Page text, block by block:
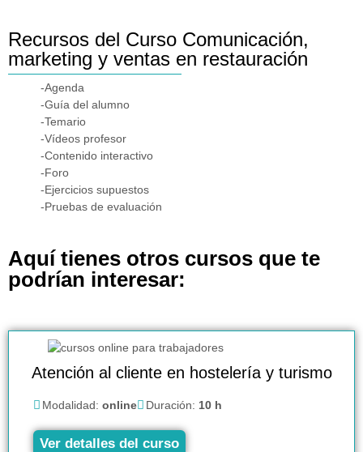
Recursos del Curso Comunicación,
marketing y ventas en restauración
-Agenda
-Guía del alumno
-Temario
-Vídeos profesor
-Contenido interactivo
-Foro
-Ejercicios supuestos
-Pruebas de evaluación
Aquí tienes otros cursos que te
podrían interesar:
Atención al cliente en hostelería y turismo
Modalidad: online Duración: 10 h
Ver detalles del curso